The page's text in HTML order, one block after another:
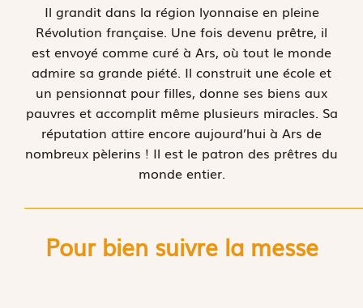
Il grandit dans la région lyonnaise en pleine
Révolution française. Une fois devenu prêtre, il
est envoyé comme curé à Ars, où tout le monde
admire sa grande piété. Il construit une école et
un pensionnat pour filles, donne ses biens aux
pauvres et accomplit même plusieurs miracles. Sa
réputation attire encore aujourd’hui à Ars de
nombreux pèlerins ! Il est le patron des prêtres du
monde entier.
Pour bien suivre la messe